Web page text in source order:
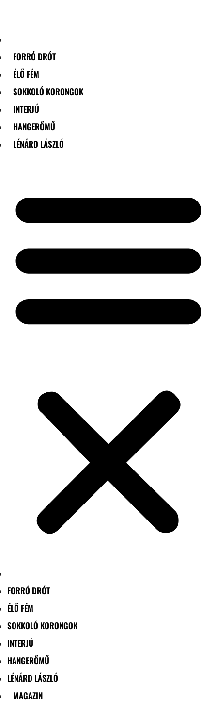
FORRÓ DRÓT
ÉLŐ FÉM
SOKKOLÓ KORONGOK
INTERJÚ
HANGERŐMŰ
LÉNÁRD LÁSZLÓ
FORRÓ DRÓT
ÉLŐ FÉM
SOKKOLÓ KORONGOK
INTERJÚ
HANGERŐMŰ
LÉNÁRD LÁSZLÓ
MAGAZIN